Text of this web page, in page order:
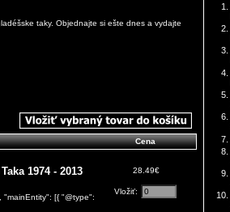
taky. Objednajte si ešte dnes a vydajte
Cena
1974 - 2013
[{ "@type":
28.49€
Vložiť: